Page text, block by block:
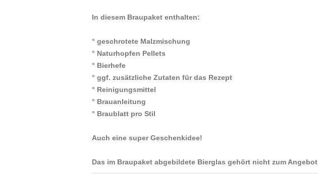
In diesem Braupaket enthalten:
° geschrotete Malzmischung
° Naturhopfen Pellets
° Bierhefe
° ggf. zusätzliche Zutaten für das Rezept
° Reinigungsmittel
° Brauanleitung
° Braublatt pro Stil
Auch eine super Geschenkidee!
Das im Braupaket abgebildete Bierglas gehört nicht zum Angebot